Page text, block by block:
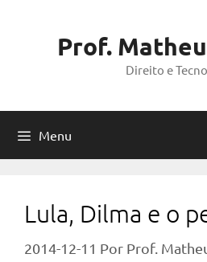
Prof.
Direito e
Menu
Lula, Dilma e o
2014-12-11 Por Prof.